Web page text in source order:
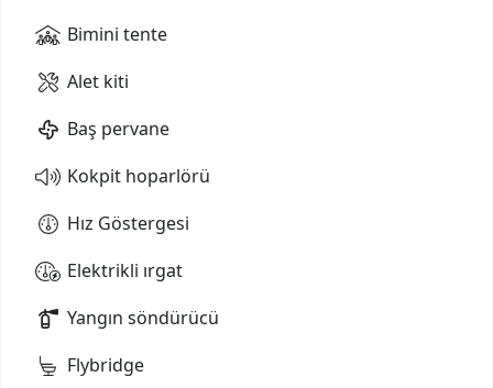
Bimini tente
Alet kiti
Baş pervane
Kokpit hoparlörü
Hız Göstergesi
Elektrikli ırgat
Yangın söndürücü
Flybridge